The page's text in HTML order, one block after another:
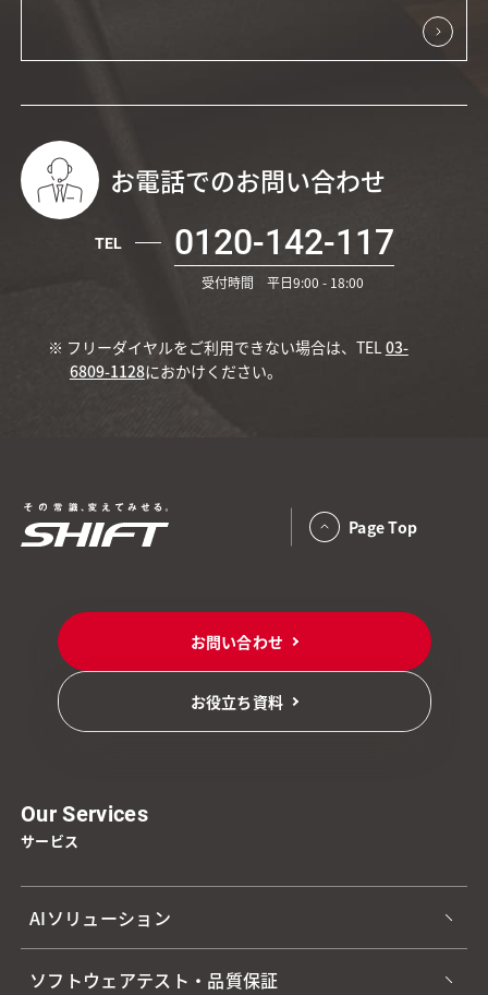
お電話でのお問い合わせ
TEL 0120-142-117
受付時間 平日9:00 - 18:00
※ フリーダイヤルをご利用できない場合は、TEL03-
6809-1128におかけください。
お問い合わせ
お役立ち資料
Page Top
Our Services
サービス
AIソリューション
ソフトウェアテスト・品質保証